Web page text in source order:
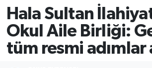
Hala Sultan
Okul Aile Birliği:
tüm resmi adımlar